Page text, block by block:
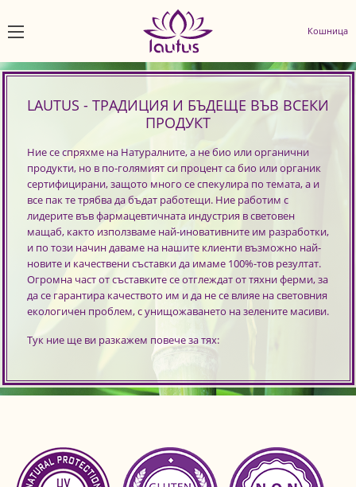
Кошница
LAUTUS - ТРАДИЦИЯ И БЪДЕЩЕ ВЪВ ВСЕКИ
ПРОДУКТ
Ние се спряхме на Натуралните, а не био или органични
продукти, но в по-голямият си процент са био или органик
сертифицирани, защото много се спекулира по темата, а и
все пак те трябва да бъдат работещи. Ние работим с
лидерите във фармацевтичната индустрия в световен
мащаб, както използваме най-иновативните им разработки,
и по този начин даваме на нашите клиенти възможно най-
новите и качествени съставки да имаме 100%-тов резултат.
Огромна част от съставките се отглеждат от тяхни ферми, за
да се гарантира качеството им и да не се влияе на световния
екологичен проблем, с унищожаването на зелените масиви.
Тук ние ще ви разкажем повече за тях: